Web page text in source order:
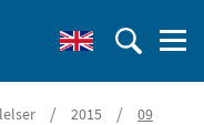
/ 2015 / 09